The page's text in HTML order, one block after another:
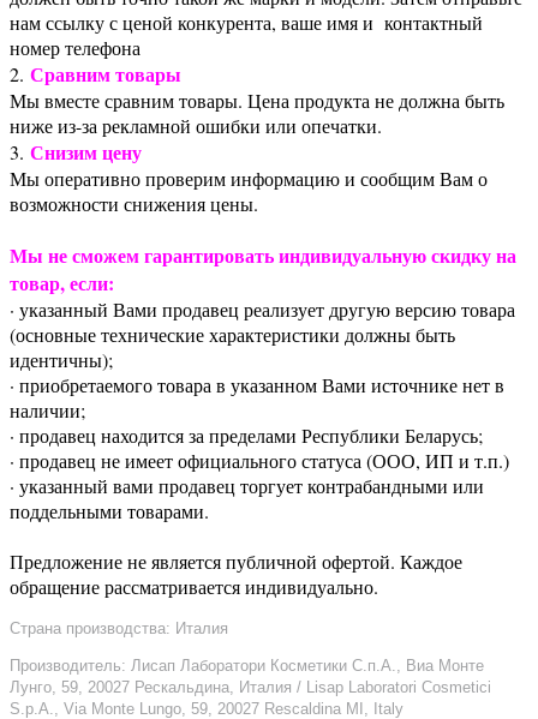
нам ссылку с ценой конкурента, ваше имя и контактный
номер телефона
2. Сравним товары
Мы вместе сравним товары. Цена продукта не должна быть
ниже из-за рекламной ошибки или опечатки.
3. Снизим цену
Мы оперативно проверим информацию и сообщим Вам о
возможности снижения цены.
Мы не сможем гарантировать индивидуальную скидку на
товар, если:
· указанный Вами продавец реализует другую версию товара
(основные технические характеристики должны быть
идентичны);
· приобретаемого товара в указанном Вами источнике нет в
наличии;
· продавец находится за пределами Республики Беларусь;
· продавец не имеет официального статуса (ООО, ИП и т.п.)
· указанный вами продавец торгует контрабандными или
поддельными товарами.
Предложение не является публичной офертой. Каждое
обращение рассматривается индивидуально.
Страна производства: Италия
Производитель: Лисап Лаборатори Косметики С.п.А., Виа Монте
Лунго, 59, 20027 Рескальдина, Италия / Lisap Laboratori Cosmetici
S.p.A., Via Monte Lungo, 59, 20027 Rescaldina MI, Italy